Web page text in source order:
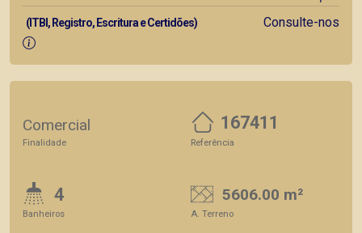
(ITBI, Registro, Escritura e Certidões) Consulte-nos
Comercial
Finalidade
167411
Referência
4
Banheiros
5606.00 m²
A. Terreno